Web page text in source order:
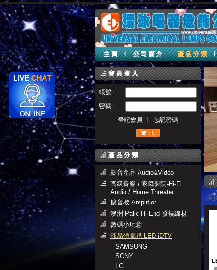
帳號 :
密碼 :
登記會員
忘記密碼
影音產品-Audio&Video
高級音響 / 家庭影院-Hi-Fi
Audio / Home Threater
擴音機-Amplifier
澳洲 Palic Hi-End 發燒線材
數碼小玩意
液晶體電視-LED iDTV
SAMSUNG
SONY
LG
顯